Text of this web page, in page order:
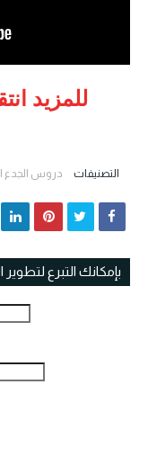
للمزيد
التصنيفات دروس الجدع
بإمكانك التبرع